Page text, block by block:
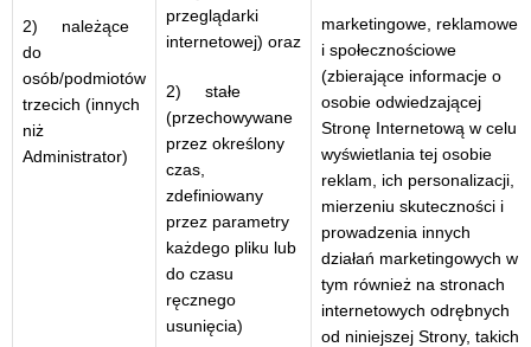
2) należące
do
osób/podmiotów
trzecich (innych
niż
Administrator)
przeglądarki
internetowej) oraz
2) stałe
(przechowywane
przez określony
czas,
zdefiniowany
przez parametry
każdego pliku lub
do czasu
ręcznego
usunięcia)
marketingowe, reklamowe
i społecznościowe
(zbierające informacje o
osobie odwiedzającej
Stronę Internetową w celu
wyświetlania tej osobie
reklam, ich personalizacji,
mierzeniu skuteczności i
prowadzenia innych
działań marketingowych w
tym również na stronach
internetowych odrębnych
od niniejszej Strony, takich